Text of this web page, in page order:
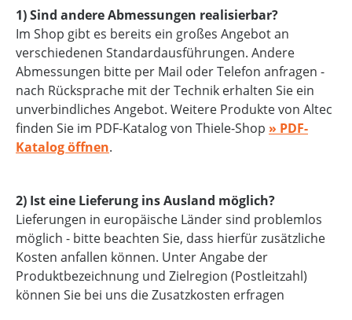
1) Sind andere Abmessungen realisierbar?
Im Shop gibt es bereits ein großes Angebot an
verschiedenen Standardausführungen. Andere
Abmessungen bitte per Mail oder Telefon anfragen -
nach Rücksprache mit der Technik erhalten Sie ein
unverbindliches Angebot. Weitere Produkte von Altec
finden Sie im PDF-Katalog von Thiele-Shop » PDF-
Katalog öffnen.
2) Ist eine Lieferung ins Ausland möglich?
Lieferungen in europäische Länder sind problemlos
möglich - bitte beachten Sie, dass hierfür zusätzliche
Kosten anfallen können. Unter Angabe der
Produktbezeichnung und Zielregion (Postleitzahl)
können Sie bei uns die Zusatzkosten erfragen